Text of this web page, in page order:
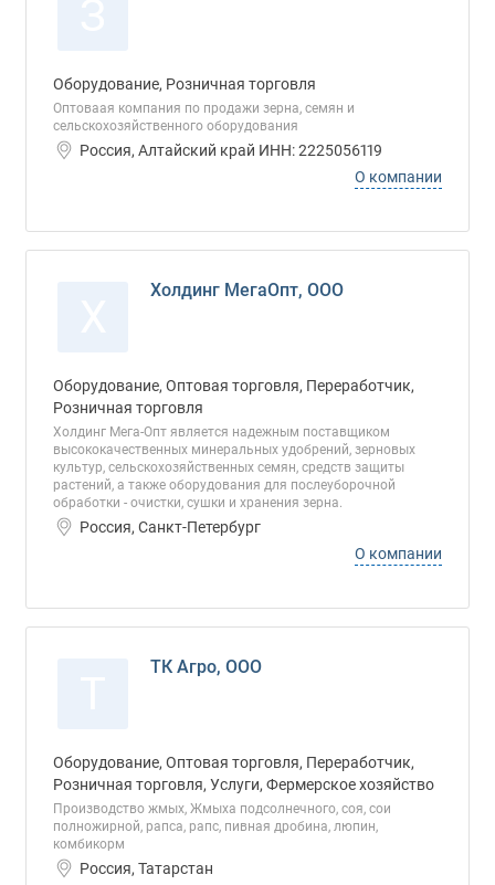
Оборудование, Розничная торговля
Оптоваая компания по продажи зерна, семян и
сельскохозяйственного оборудования
Россия, Алтайский край ИНН: 2225056119
О компании
Холдинг МегаОпт, ООО
Оборудование, Оптовая торговля, Переработчик,
Розничная торговля
Холдинг Мега-Опт является надежным поставщиком
высококачественных минеральных удобрений, зерновых
культур, сельскохозяйственных семян, средств защиты
растений, а также оборудования для послеуборочной
обработки - очистки, сушки и хранения зерна.
Россия, Санкт-Петербург
О компании
ТК Агро, ООО
Оборудование, Оптовая торговля, Переработчик,
Розничная торговля, Услуги, Фермерское хозяйство
Производство жмых, Жмыха подсолнечного, соя, сои
полножирной, рапса, рапс, пивная дробина, люпин,
комбикорм
Россия, Татарстан